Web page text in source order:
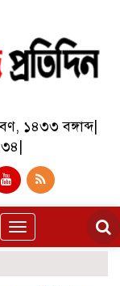
১৪৩৩ বঙ্গাব্দ|
Toggle
navigation